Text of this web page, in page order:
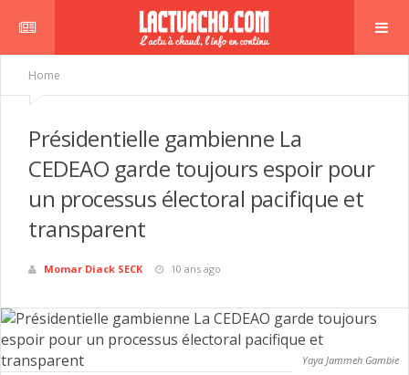
Home
Présidentielle gambienne La
CEDEAO garde toujours espoir pour
un processus électoral pacifique et
transparent
Momar Diack SECK 10 ans ago
Yaya Jammeh Gambie